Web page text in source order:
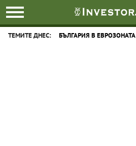
ТЕМИТЕ ДНЕС: БЪЛГАРИЯ В ЕВРОЗОНАТА